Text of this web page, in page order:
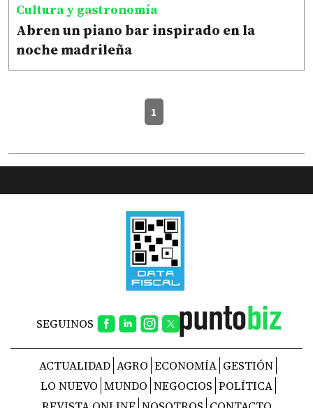
Cultura y gastronomía
Abren un piano bar inspirado en la
noche madrileña
1
SEGUINOS
ACTUALIDAD AGRO ECONOMÍA GESTIÓN
LO NUEVO MUNDO NEGOCIOS POLÍTICA